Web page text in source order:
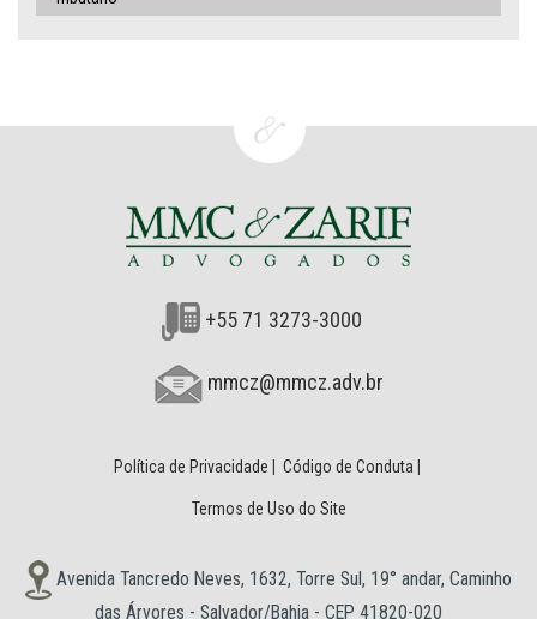
+55 71 3273-3000
mmcz@mmcz.adv.br
Política de Privacidade Código de Conduta
Termos de Uso do Site
Avenida Tancredo Neves, 1632, Torre Sul, 19° andar, Caminho
das Árvores - Salvador/Bahia - CEP 41820-020